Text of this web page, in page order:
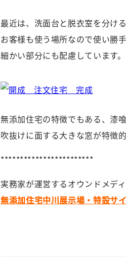
最近は、洗面台と脱衣室を分け
お客様も使う場所なので使い勝
細かい部分にも配慮しています。
無添加住宅の特徴でもある、漆
吹抜けに面する大きな窓が特徴的
************************
実務家が運営するオウンドメディ
無添加住宅中川展示場・特設サ